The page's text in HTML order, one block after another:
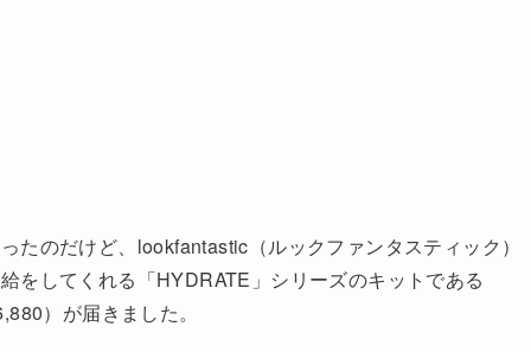
たのだけど、lookfantastic（ルックファンタスティック）
をしてくれる「HYDRATE」シリーズのキットである
）が届きました。